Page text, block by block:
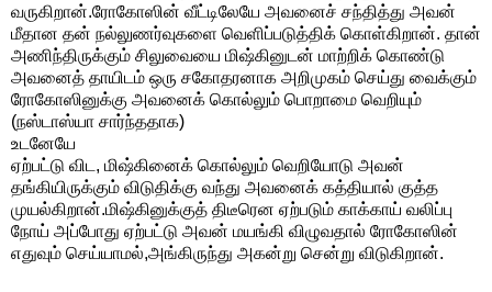
வருகிறான்.ரோகோஸின் வீட்டிலேயே அவனைச் சந்தித்து அவன்
மீதான தன் நல்லுணர்வுகளை வெளிப்படுத்திக் கொள்கிறான். தான்
அணிந்திருக்கும் சிலுவையை மிஷ்கினுடன் மாற்றிக் கொண்டு
அவனைத் தாயிடம் ஒரு சகோதரனாக அறிமுகம் செய்து வைக்கும்
ரோகோஸினுக்கு அவனைக் கொல்லும் பொறாமை வெறியும்
(நஸ்டாஸ்யா சார்ந்ததாக)
உடனேயே
ஏற்பட்டு விட, மிஷ்கினைக் கொல்லும் வெறியோடு அவன்
தங்கியிருக்கும் விடுதிக்கு வந்து அவனைக் கத்தியால் குத்த
முயல்கிறான்.மிஷ்கினுக்குத் திடீரென ஏற்படும் காக்காய் வலிப்பு
நோய் அப்போது ஏற்பட்டு அவன் மயங்கி விழுவதால் ரோகோஸின்
எதுவும் செய்யாமல்,அங்கிருந்து அகன்று சென்று விடுகிறான்.